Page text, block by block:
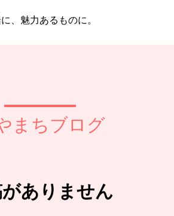
、魅力あるものに。
まちブログ
ありません